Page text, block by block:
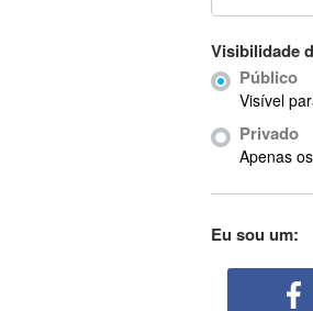
ABIS
AbleCommerce
Ableton Live
Abstract
Visibilidade
Público
Visível
Privado
Apenas
Eu sou um: